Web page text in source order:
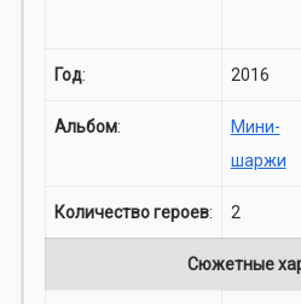
Год: 2016
Альбом:
Мини-
шаржи
Количество героев: 2
Сюжетные